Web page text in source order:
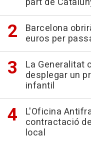
Barcelona
euros per
La Generalitat
desplegar un
infantil
L'Oficina
contractació
local